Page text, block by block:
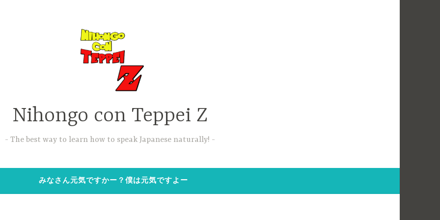
Nihongo con Teppei Z
The best way to learn how to speak Japanese naturally!
みなさん元気ですかー？僕は元気ですよー